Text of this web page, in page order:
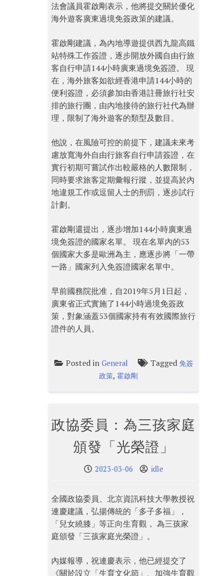
法會議員霍啟剛表示，他將提交關於優化
海外遊客廣東過境免簽政策的建議。
霍啟剛建議，為內地導遊提供西九龍高鐵
站特殊工作簽證，逐步開放外國自由行旅
客自行申請144小時廣東過境免簽證。 現
在，海外旅客如欲經香港申請144小時的
便利簽證，必須參加由香港註冊旅行社安
排的旅行團，由內地接待的旅行社代為辦
理，限制了海外遊客的類型及數目。
他說，在風險可控的前提下，建議未來考
慮放寬海外自由行旅客自行申請簽證，在
實行初期可嘗試作出較嚴格的人數限制，
同時要求旅客定期彙報行蹤，並提高於內
地違規工作或逗留人士的刑罰，逐步試行
計劃。
霍啟剛還提出，逐步增加144小時廣東過
境免簽證的國家名單。 現在名單內的53
個國家大多是歐洲為主，應逐步將「一帶
一路」國家列入免簽證國家名單中。
早前國務院批准，自2019年5月1日起，
廣東省正式實施了144小時過境免簽政
策，對象涵蓋53個國家持有有效國際旅行
證件的人員。
Posted in General Tagged 免簽
政策,霍啟剛
政協委員：為三孩家庭
頒發「光榮證」
2023-03-06 idle
全國政協委員、北京資訊科技大學教授祝
連慶建議，弘揚傳統的「多子多福」，
「兒女繞膝」等正向生育觀， 為三孩家
庭頒發「三孩家庭光榮證」。
內媒報導，祝連慶表示，他已經提交了
《關於設立「生育文化節」、加強生育觀